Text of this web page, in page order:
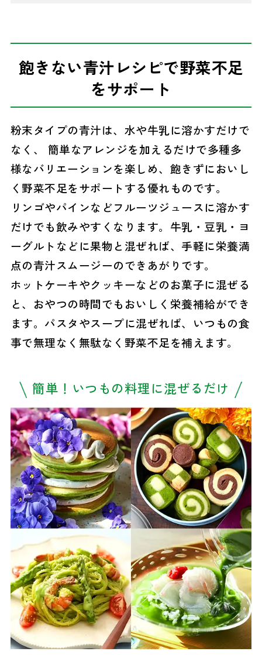
飽きない青汁レシピで野菜不足
をサポート
粉末タイプの青汁は、水や牛乳に溶かすだけで
なく、 簡単なアレンジを加えるだけで多種多
様なバリエーションを楽しめ、飽きずにおいし
く野菜不足をサポートする優れものです。
リンゴやパインなどフルーツジュースに溶かす
だけでも飲みやすくなります。牛乳・豆乳・ヨ
ーグルトなどに果物と混ぜれば、手軽に栄養満
点の青汁スムージーのできあがりです。
ホットケーキやクッキーなどのお菓子に混ぜる
と、おやつの時間でもおいしく栄養補給ができ
ます。パスタやスープに混ぜれば、いつもの食
事で無理なく無駄なく野菜不足を補えます。
簡単！いつもの料理に混ぜるだけ